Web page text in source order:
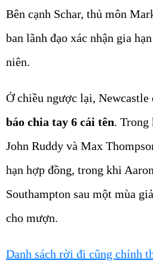
Bên cạnh Schar, thủ môn
ban lãnh đạo xác nhận gia
niên.
Ở chiều ngược lại, Newcastle
báo chia tay 6 cái tên. Trong
John Ruddy và Max
hạn hợp đồng, trong khi
Southampton sau một mùa
cho mượn.
Danh sách rời đi cũng chính